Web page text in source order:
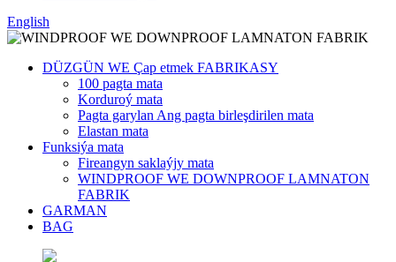
English
DÜZGÜN WE Çap etmek FABRIKASY
100 pagta mata
Korduroý mata
Pagta garylan Ang pagta birleşdirilen mata
Elastan mata
Funksiýa mata
Fireangyn saklaýjy mata
WINDPROOF WE DOWNPROOF LAMNATON
FABRIK
GARMAN
BAG